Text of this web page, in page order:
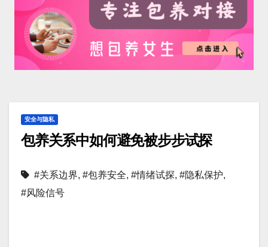
安全与隐私
包养关系中如何避免被步步试探
#关系边界, #包养安全, #情绪试探, #隐私保护,
#风险信号